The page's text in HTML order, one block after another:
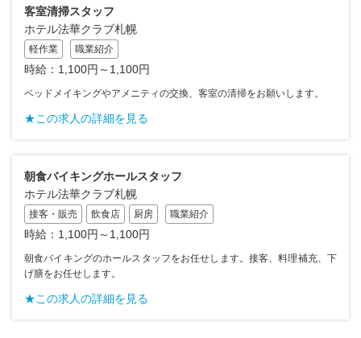
客室清掃スタッフ
ホテル法華クラブ札幌
軽作業 職業紹介
時給：1,100円～1,100円
ベッドメイキングやアメニティの交換、客室の清掃をお願いします。
★この求人の詳細を見る
朝食バイキングホールスタッフ
ホテル法華クラブ札幌
接客・販売 飲食店 厨房 職業紹介
時給：1,100円～1,100円
朝食バイキングのホールスタッフをお任せします。接客、料理補充、下
げ膳をお任せします。
★この求人の詳細を見る